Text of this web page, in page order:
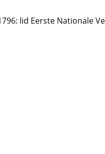
lid Eerste Nationale